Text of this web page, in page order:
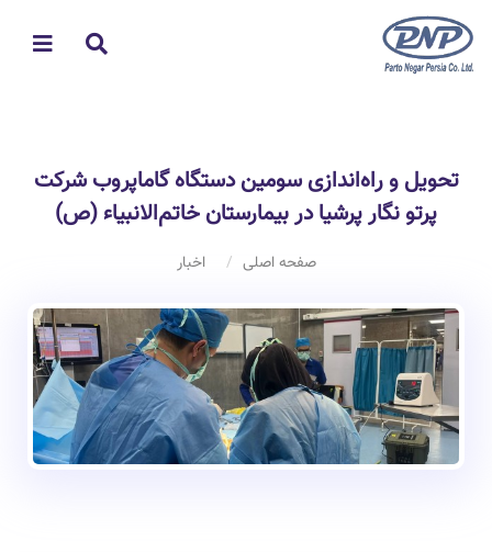
تحویل و راه‌اندازی سومین دستگاه گاماپروب شرکت
پرتو نگار پرشیا در بیمارستان خاتم‌الانبیاء (ص)
صفحه اصلی اخبار